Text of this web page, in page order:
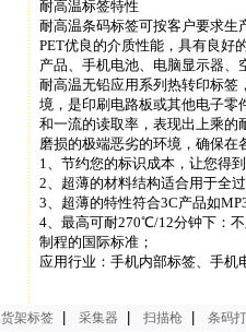
耐高温标签特性
耐高温条码标签可按客户要求生
PET优良的介质性能，具有良好
产品、手机电池、电脑显示器、
耐高温无铅应用系列热转印标签
境，是印刷电路板或其他电子零
和一流的读取率，表现出上乘的
磨损的极端恶劣的环境，确保
1、节约您的标识成本，让您得
2、超薄的材料结构适合用于全
3、超薄的特性符合3C产品如
4、最高可耐270℃/12分钟下：
制程的国际标准；
应用行业：手机内部标签、手
货架标签 采集器 扫描枪 条码